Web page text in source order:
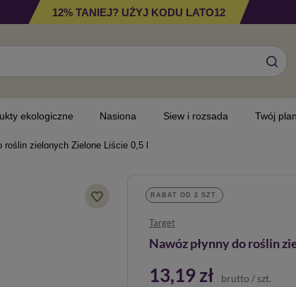
12% TANIEJ? UŻYJ KODU LATO12
ekologiczne Nasiona Siew i rozsada Twój plan
roślin zielonych Zielone Liście 0,5 l
RABAT OD 2 SZT.
Target
Nawóz płynny do roślin
13,19 zł brutto / szt.